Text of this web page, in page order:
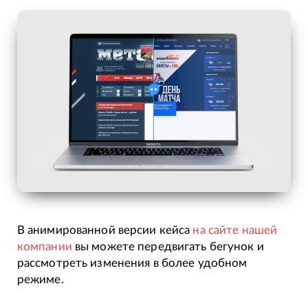
В анимированной версии кейса на сайте нашей
компании вы можете передвигать бегунок и
рассмотреть изменения в более удобном
режиме.